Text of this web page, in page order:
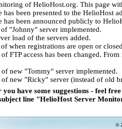
of HelioHost.org. This page
been presented to the HelioHost
has been announced publicly to
"Johnny" server implemented.
load of the servers added.
when registrations are open or
FTP access has been changed.
new "Tommy" server implemented.
new "Ricky" server (instead of old
have some suggestions - feel
line "HelioHost Server
©